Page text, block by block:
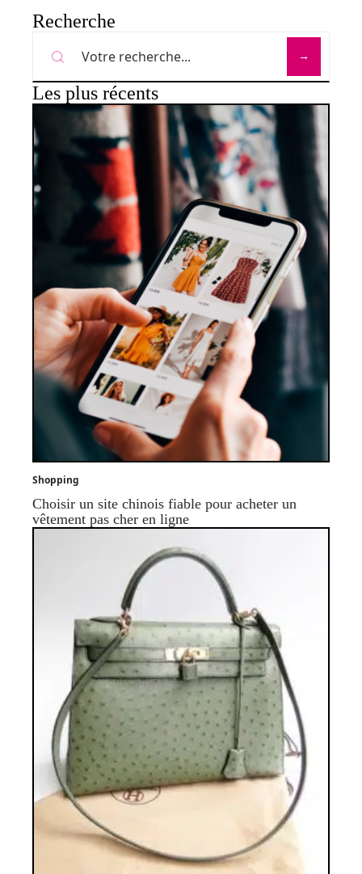
Recherche
Les plus récents
Shopping
Choisir un site chinois fiable pour acheter un
vêtement pas cher en ligne